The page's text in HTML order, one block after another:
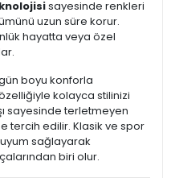
sayesinde renkleri
uzun süre korur.
hayatta veya özel
boyu konforla
kolayca stilinizi
sayesinde terletmeyen
tercih edilir. Klasik ve spor
sağlayarak
biri olur.